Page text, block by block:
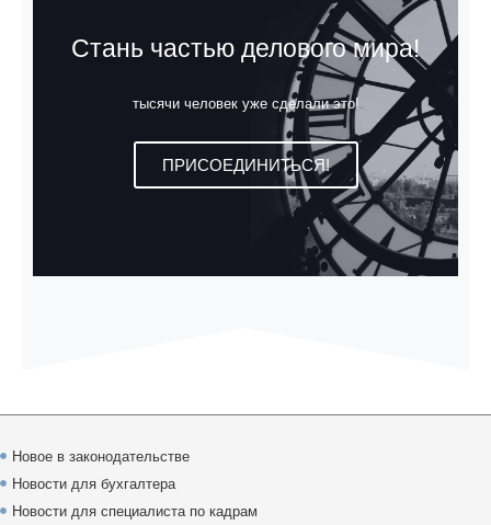
Стань частью делового мира!
тысячи человек уже сделали это!
ПРИСОЕДИНИТЬСЯ!
Новое в законодательстве
Новости для бухгалтера
Новости для специалиста по кадрам